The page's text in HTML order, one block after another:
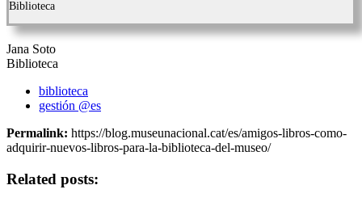
Biblioteca
Jana Soto
Biblioteca
biblioteca
gestión @es
Permalink: https://blog.museunacional.cat/es/amigos-libros-como-
adquirir-nuevos-libros-para-la-biblioteca-del-museo/
Related posts: